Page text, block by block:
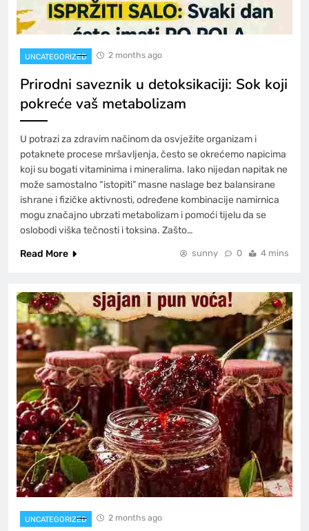
UNCATEGORIZED 2 months ago
Prirodni saveznik u detoksikaciji: Sok koji
pokreće vaš metabolizam
U potrazi za zdravim načinom da osvježite organizam i
potaknete procese mršavljenja, često se okrećemo napicima
koji su bogati vitaminima i mineralima. Iako nijedan napitak ne
može samostalno “istopiti” masne naslage bez balansirane
ishrane i fizičke aktivnosti, određene kombinacije namirnica
mogu značajno ubrzati metabolizam i pomoći tijelu da se
oslobodi viška tečnosti i toksina. Zašto…
Read More
sunny 0 4 mins
UNCATEGORIZED 2 months ago